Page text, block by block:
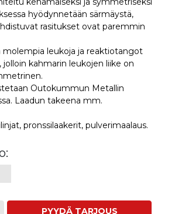
hyödynnetään särmäystä,
rasitukset ovat paremmin
molempia leukoja ja reaktiotangot
jolloin kahmarin leukojen liike on
Outokummun Metallin
Laadun takeena mm.
pronssilaakerit, pulverimaalaus.
PYYDÄ TARJOUS